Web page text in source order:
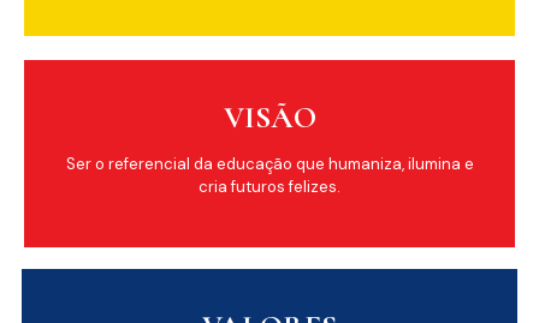
VISÃO
Ser o referencial da educação que humaniza, ilumina e
cria futuros felizes.